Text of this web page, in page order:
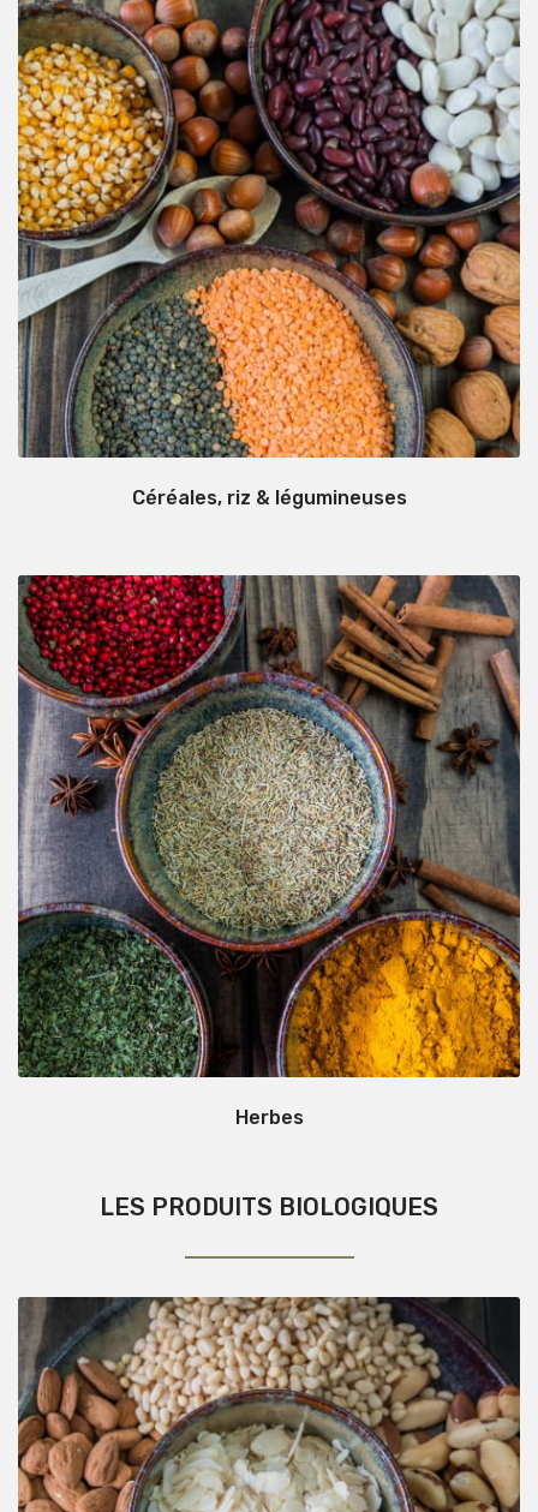
Céréales, riz & légumineuses
Herbes
LES PRODUITS BIOLOGIQUES